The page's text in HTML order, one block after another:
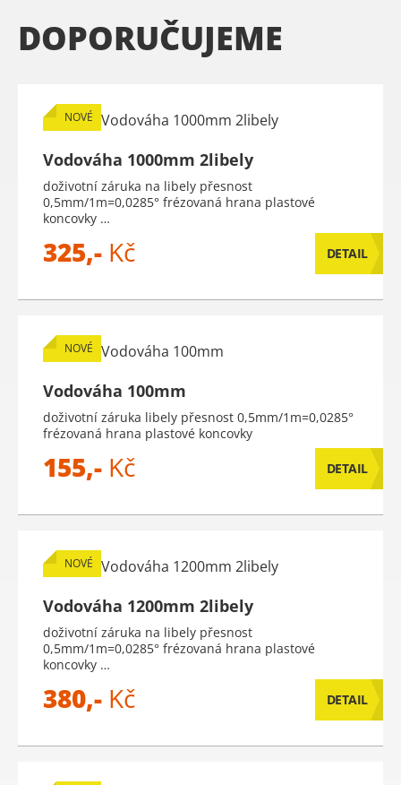
DOPORUČUJEME
NOVÉ
Vodováha 1000mm 2libely
doživotní záruka na libely přesnost
0,5mm/1m=0,0285° frézovaná hrana plastové
koncovky …
325,- Kč DETAIL
NOVÉ
Vodováha 100mm
doživotní záruka libely přesnost 0,5mm/1m=0,0285°
frézovaná hrana plastové koncovky
155,- Kč DETAIL
NOVÉ
Vodováha 1200mm 2libely
doživotní záruka na libely přesnost
0,5mm/1m=0,0285° frézovaná hrana plastové
koncovky …
380,- Kč DETAIL